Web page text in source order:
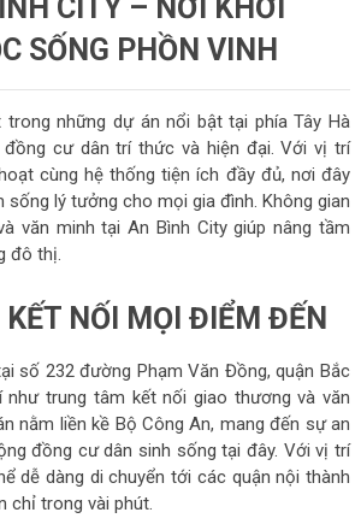
CITY – NƠI KHỞI
SỐNG PHỒN VINH
trong những dự án nổi bật tại phía Tây Hà
cư dân trí thức và hiện đại. Với vị trí
cùng hệ thống tiện ích đầy đủ, nơi đây
sống lý tưởng cho mọi gia đình. Không gian
văn minh tại An Bình City giúp nâng tầm
đô thị.
NỐI MỌI ĐIỂM ĐẾN
số 232 đường Phạm Văn Đồng, quận Bắc
trung tâm kết nối giao thương và văn
nằm liền kề Bộ Công An, mang đến sự an
đồng cư dân sinh sống tại đây. Với vị trí
dễ dàng di chuyển tới các quận nội thành
chỉ trong vài phút.